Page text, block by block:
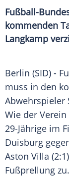
Fußball-
kommenden
Langkamp
Berlin (SID) -
muss in den
Abwehrspieler
Wie der
29-Jährige im
Duisburg
Aston Villa
Fußprellung